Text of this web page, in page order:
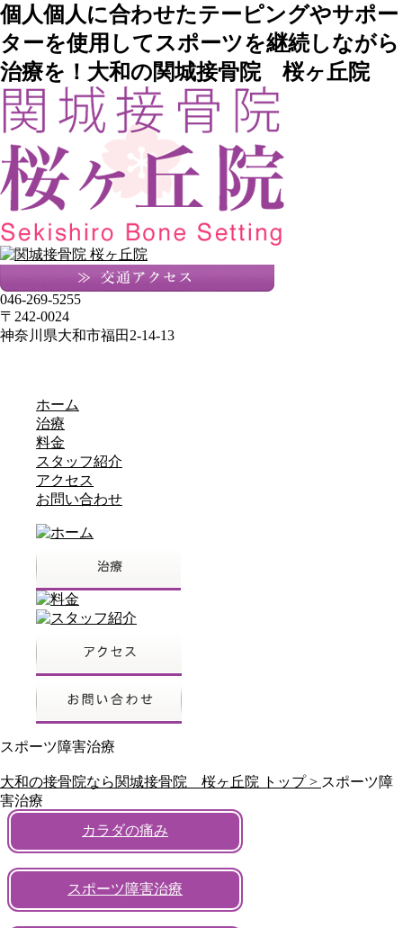
個人個人に合わせたテーピングやサポー
ターを使用してスポーツを継続しながら
治療を！大和の関城接骨院 桜ヶ丘院
046-269-5255
〒242-0024
神奈川県大和市福田2-14-13
ホーム
治療
料金
スタッフ紹介
アクセス
お問い合わせ
スポーツ障害治療
大和の接骨院なら関城接骨院 桜ヶ丘院 トップ > スポーツ障
害治療
カラダの痛み
スポーツ障害治療